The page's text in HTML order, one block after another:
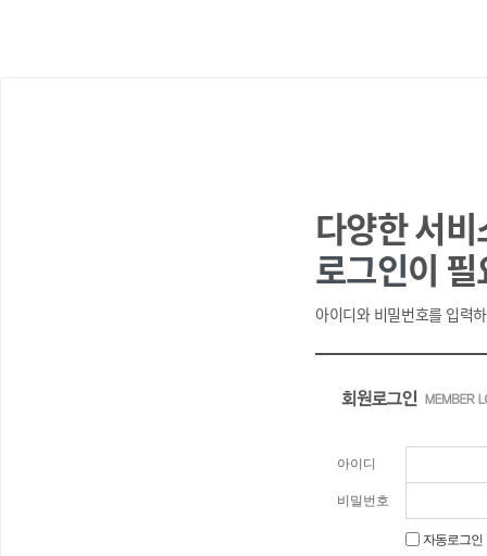
다양한 서
로그인이 필
아이디와 비밀번호를 입력
아이디
비밀번호
자동로그인